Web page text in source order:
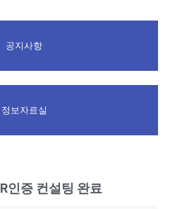
공지사항
정보자료실
인증 컨설팅 완료